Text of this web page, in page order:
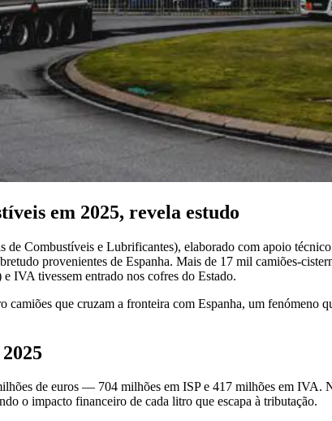
em 2025, revela estudo
Combustíveis e Lubrificantes), elaborado com apoio
provenientes de Espanha. Mais de 17 mil camiões-
IVA tivessem entrado nos cofres do Estado.
que cruzam a fronteira com Espanha, um fenómeno
de euros — 704 milhões em ISP e 417 milhões em IVA.
o impacto financeiro de cada litro que escapa à tributação.